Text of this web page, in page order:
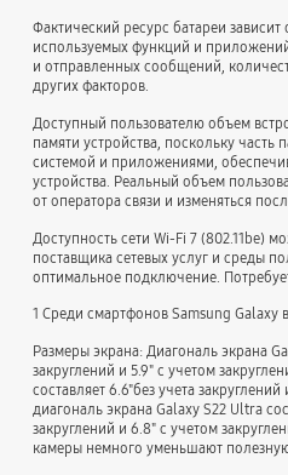
Фактический ресурс батареи зависит
используемых функций и
и отправленных сообщений,
других факторов.
Доступный пользователю объем
памяти устройства, поскольку часть
системой и приложениями,
устройства. Реальный объем
от оператора связи и изменяться
Доступность сети Wi-Fi 7 (802.11be)
поставщика сетевых услуг и среды
оптимальное подключение.
1 Cреди смартфонов Samsung Galaxy
Размеры экрана: Диагональ экрана
закруглений и 5.9" с учетом
составляет 6.6"без учета
диагональ экрана Galaxy S22 Ultra
закруглений и 6.8" с учетом
камеры немного уменьшают